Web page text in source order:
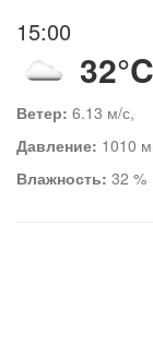
15:00
32°C
Ветер: 6.13 м/с,
Давление: 1010
Влажность: 32 %